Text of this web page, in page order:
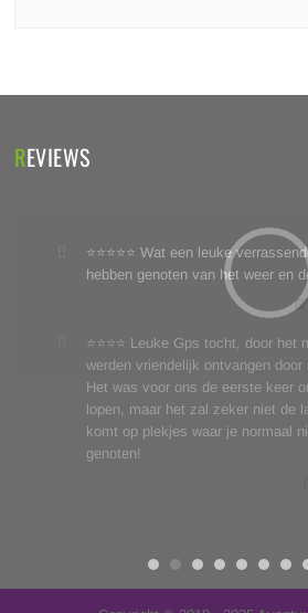
REVIEWS
⭐⭐⭐⭐⭐ Wat een leuke
hebben genoten van het weer en
⭐⭐⭐⭐ Leuke Gps tocht, door
werden vriendelijk ontvangen door
Het was voor ons de eerste keer
lopen, maar het zal zeker niet de
komt op plekjes waar je normaal
genoten!